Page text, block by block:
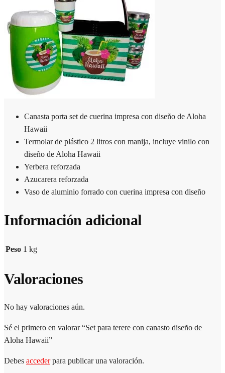
Canasta porta set de cuerina impresa con diseño de Aloha
Hawaii
Termolar de plástico 2 litros con manija, incluye vinilo con
diseño de Aloha Hawaii
Yerbera reforzada
Azucarera reforzada
Vaso de aluminio forrado con cuerina impresa con diseño
Información adicional
Peso 1 kg
Valoraciones
No hay valoraciones aún.
Sé el primero en valorar “Set para terere con canasto diseño de
Aloha Hawaii”
Debes accederpara publicar una valoración.